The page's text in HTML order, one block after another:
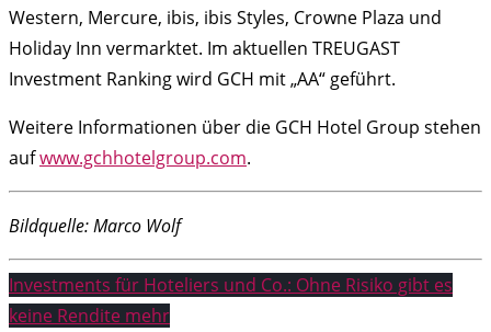
Western, Mercure, ibis, ibis Styles, Crowne Plaza und
Holiday Inn vermarktet. Im aktuellen TREUGAST
Investment Ranking wird GCH mit „AA“ geführt.
Weitere Informationen über die GCH Hotel Group stehen
aufwww.gchhotelgroup.com.
Bildquelle: Marco Wolf
Beitragsnavigation
Investments für Hoteliers und Co.: Ohne Risiko gibt es
keine Rendite mehr